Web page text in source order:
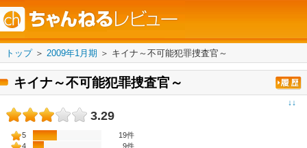
トップ＞ 2009年1月期 ＞ キイナ～不可能犯罪捜査官～
キイナ～不可能犯罪捜査官～
↓↓
3.29
5
19件
4
9件